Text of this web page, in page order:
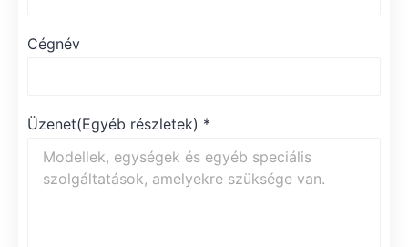
Cégnév
Üzenet(Egyéb részletek) *